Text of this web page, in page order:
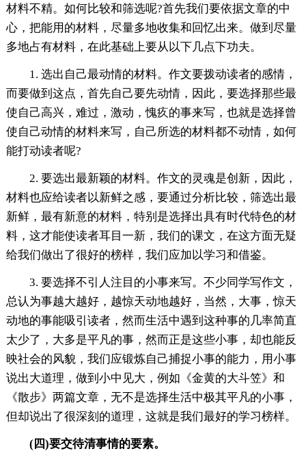
材料不精。如何比较和筛选呢?首先我们要依据文章的中
心，把能用的材料，尽量多地收集和回忆出来。做到尽量
多地占有材料，在此基础上要从以下几点下功夫。
1. 选出自己最动情的材料。作文要拨动读者的感情，
而要做到这点，首先自己要先动情，因此，要选择那些最
使自己高兴，难过，激动，愧疚的事来写，也就是选择曾
使自己动情的材料来写，自己所选的材料都不动情，如何
能打动读者呢?
2. 要选出最新颖的材料。作文的灵魂是创新，因此，
材料也应给读者以新鲜之感，要通过分析比较，筛选出最
新鲜，最有新意的材料，特别是选择出具有时代特色的材
料，这才能使读者耳目一新，我们的课文，在这方面无疑
给我们做出了很好的榜样，我们应加以学习和借鉴。
3. 要选择不引人注目的小事来写。不少同学写作文，
总认为事越大越好，越惊天动地越好，当然，大事，惊天
动地的事能吸引读者，然而生活中遇到这种事的几率简直
太少了，大多是平凡的事，然而正是这些小事，却也能反
映社会的风貌，我们应锻炼自己捕捉小事的能力，用小事
说出大道理，做到小中见大，例如《金黄的大斗笠》和
《散步》两篇文章，无不是选择生活中极其平凡的小事，
但却说出了很深刻的道理，这就是我们最好的学习榜样。
(四)要交待清事情的要素。